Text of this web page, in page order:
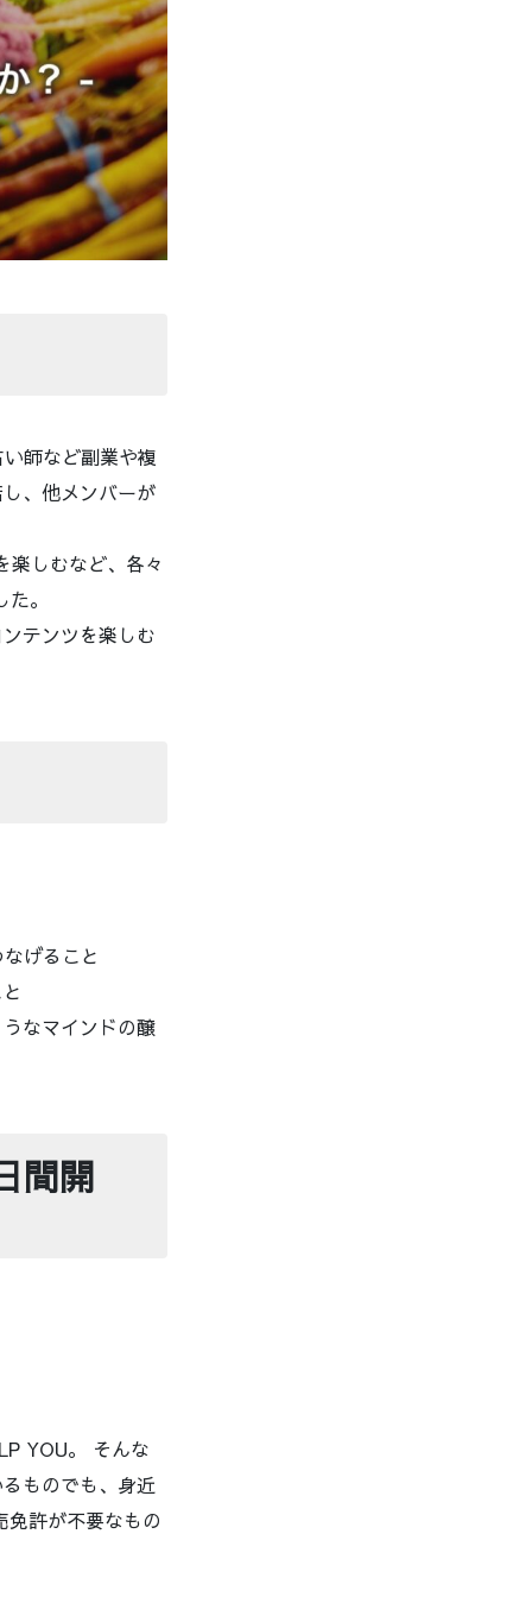
師など副業や複
、他メンバーが
楽しむなど、各々
。
テンツを楽しむ
げること
なマインドの醸
間開
YOU。 そんな
ものでも、身近
許が不要なもの